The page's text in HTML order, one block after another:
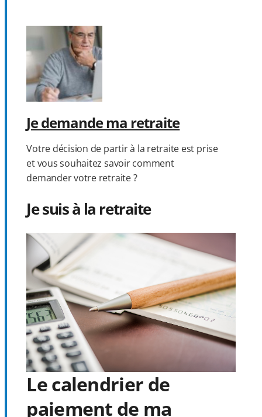
Je demande ma retraite
Votre décision de partir à la retraite est prise
et vous souhaitez savoir comment
demander votre retraite ?
Je suis à la retraite
Le calendrier de
paiement de ma